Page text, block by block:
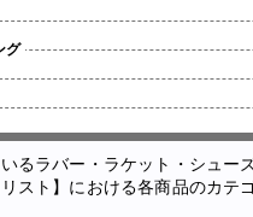
グ
るラバー・ラケット・シュー
スト】における各商品のカテ